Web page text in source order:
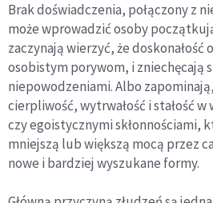
Brak doświadczenia, połączony z
może wprowadzić osoby
zaczynają wierzyć, że doskonałość
osobistym porywom, i zniechęcają
niepowodzeniami. Albo
cierpliwość, wytrwałość i stałość
czy egoistycznymi skłonnościami,
mniejszą lub większą mocą przez
nowe i bardziej wyszukane formy.